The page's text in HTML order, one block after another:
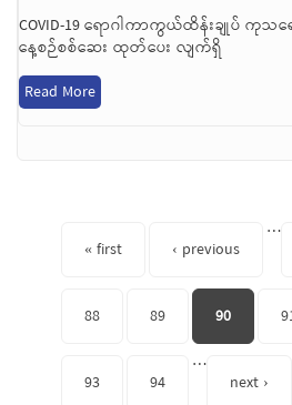
COVID-19 ရောဂါကာကွယ်ထိန်းချုပ် ကုသရေ
နေ့စဉ်စစ်ဆေး ထုတ်ပေး လျက်ရှိ
Read More
« first ‹ previous
…
88 89 90
93 94
…
next ›